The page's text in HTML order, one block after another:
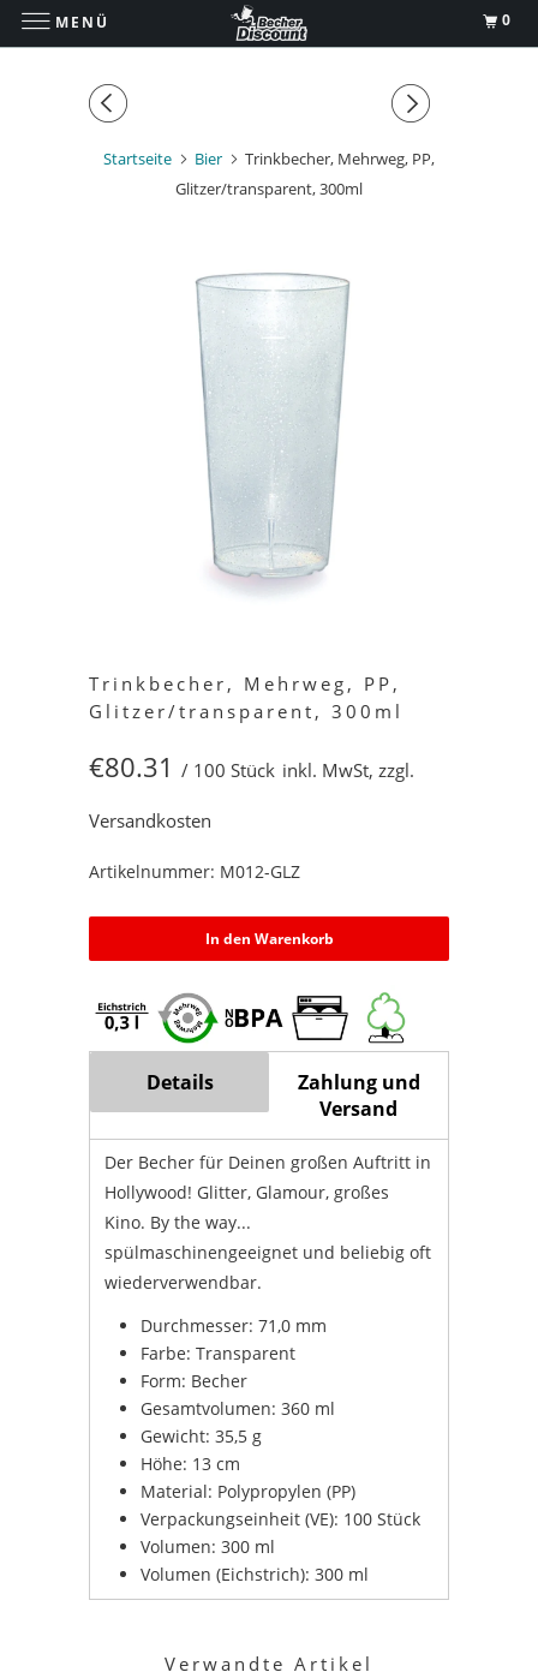
Startseite Bier
Trinkbecher, Mehrweg, PP,
Glitzer/transparent, 300ml
Trinkbecher, Mehrweg, PP,
Glitzer/transparent, 300ml
€80.31 / 100 Stück inkl. MwSt, zzgl.
Versandkosten
Artikelnummer: M012-GLZ
In den Warenkorb
Details
Zahlung und
Versand
Der Becher für Deinen großen Auftritt in
Hollywood! Glitter, Glamour, großes
Kino. By the way...
spülmaschinengeeignet und beliebig oft
wiederverwendbar.
Durchmesser: 71,0 mm
Farbe: Transparent
Form: Becher
Gesamtvolumen: 360 ml
Gewicht: 35,5 g
Höhe: 13 cm
Material: Polypropylen (PP)
Verpackungseinheit (VE): 100 Stück
Volumen: 300 ml
Volumen (Eichstrich): 300 ml
Verwandte Artikel
MENÜ 0